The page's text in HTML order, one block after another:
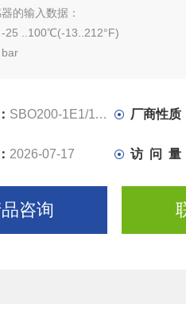
的输入数据：
-25 ..100℃(-13..212°F)
SBO200-1E1/112A9-200AB 厂商性质
2026-07-17 访 问 量
咨询